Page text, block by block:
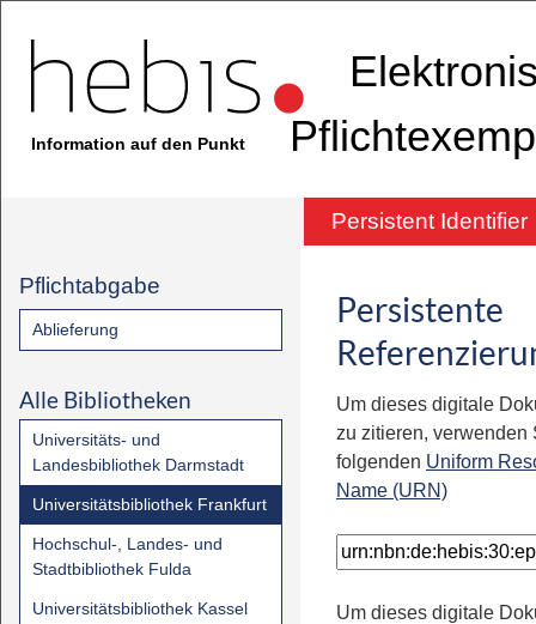
Information auf den Punkt
Persistent Identifier
Pflichtabgabe
Ablieferung
Alle Bibliotheken
Universitäts- und
Landesbibliothek Darmstadt
Universitätsbibliothek Frankfurt
Hochschul-, Landes- und
Stadtbibliothek Fulda
Universitätsbibliothek Kassel
Persistente
Um dieses digitale
zu zitieren, verwenden
folgenden Uniform
Name (URN)
Um dieses digitale